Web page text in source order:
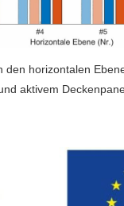
den horizontalen
aktivem